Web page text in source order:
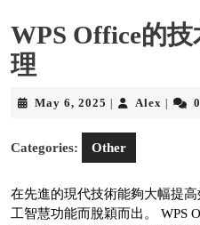
WPS Office的
理
May 6, 2025 May
2025
Alex Alex
Categories: Other
在先進的現代技術能夠大幅提
工智慧功能而脫穎而出。 WPS